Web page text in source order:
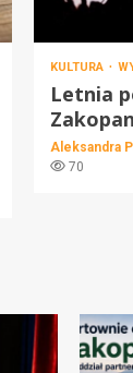
KULTURA
Letnia
Aleksandra
70